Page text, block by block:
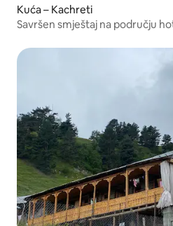
Kuća – Kachreti
Savršen smještaj na području